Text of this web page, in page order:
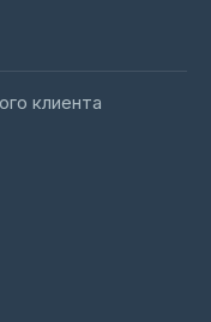
клиента